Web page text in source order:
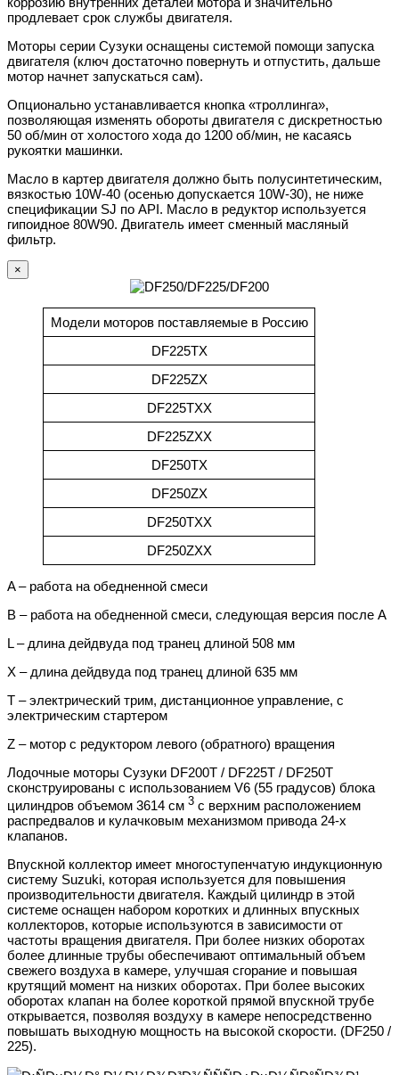
продлевает срок службы двигателя.
Моторы серии Сузуки оснащены системой помощи запуска
двигателя (ключ достаточно повернуть и отпустить, дальше
мотор начнет запускаться сам).
Опционально устанавливается кнопка «троллинга»,
позволяющая изменять обороты двигателя с дискретностью
50 об/мин от холостого хода до 1200 об/мин, не касаясь
рукоятки машинки.
Масло в картер двигателя должно быть полусинтетическим,
вязкостью 10W-40 (осенью допускается 10W-30), не ниже
спецификации SJ по API. Масло в редуктор используется
гипоидное 80W90. Двигатель имеет сменный масляный
фильтр.
×
Модели моторов поставляемые в Россию
DF225TX
DF225ZX
DF225TXX
DF225ZXX
DF250TX
DF250ZX
DF250TXX
DF250ZXX
A – работа на обедненной смеси
B – работа на обедненной смеси, следующая версия после А
L – длина дейдвуда под транец длиной 508 мм
X – длина дейдвуда под транец длиной 635 мм
T – электрический трим, дистанционное управление, с
электрическим стартером
Z – мотор с редуктором левого (обратного) вращения
Лодочные моторы Сузуки DF200T / DF225T / DF250T
сконструированы с использованием V6 (55 градусов) блока
цилиндров объемом 3614 см 3 с верхним расположением
распредвалов и кулачковым механизмом привода 24-х
клапанов.
Впускной коллектор имеет многоступенчатую индукционную
систему Suzuki, которая используется для повышения
производительности двигателя. Каждый цилиндр в этой
системе оснащен набором коротких и длинных впускных
коллекторов, которые используются в зависимости от
частоты вращения двигателя. При более низких оборотах
более длинные трубы обеспечивают оптимальный объем
свежего воздуха в камере, улучшая сгорание и повышая
крутящий момент на низких оборотах. При более высоких
оборотах клапан на более короткой прямой впускной трубе
открывается, позволяя воздуху в камере непосредственно
повышать выходную мощность на высокой скорости. (DF250 /
225).